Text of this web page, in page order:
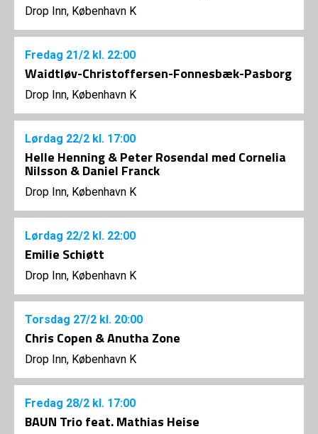
Drop Inn, København K
Fredag 21/2 kl. 22:00
Waidtløv-Christoffersen-Fonnesbæk-Pasborg
Drop Inn, København K
Lørdag 22/2 kl. 17:00
Helle Henning & Peter Rosendal med Cornelia
Nilsson & Daniel Franck
Drop Inn, København K
Lørdag 22/2 kl. 22:00
Emilie Schiøtt
Drop Inn, København K
Torsdag 27/2 kl. 20:00
Chris Copen & Anutha Zone
Drop Inn, København K
Fredag 28/2 kl. 17:00
BAUN Trio feat. Mathias Heise